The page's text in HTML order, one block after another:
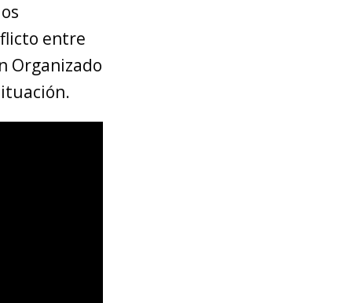
entre
Organizado